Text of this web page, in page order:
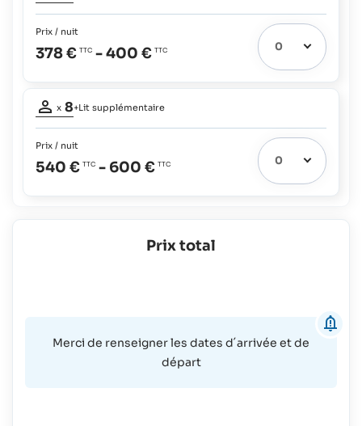
ans:
gratuit
Lit extra
possible:
et
enfants
ans:
gratuit
Prix / nuit
378 € -400 €
Occupation
Lit extra
possible:
enfants
x 8+Lit supplémentaire
Prix / nuit
540 € - 600 €
Prix total
Merci de renseigner les dates d´arrivée et de
départ